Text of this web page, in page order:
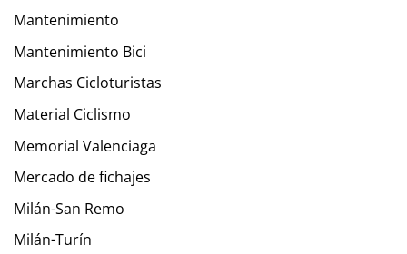
Mantenimiento
Mantenimiento Bici
Marchas Cicloturistas
Material Ciclismo
Memorial Valenciaga
Mercado de fichajes
Milán-San Remo
Milán-Turín